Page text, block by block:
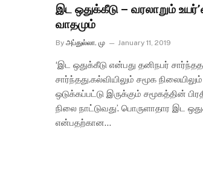
இட ஒதுக்கீடு – வரலாறும்
வாதமும்
By அப்துல்லா. மு January 11, 2019
‘இட ஒதுக்கீடு என்பது தனிநபர்
சார்ந்தது.கல்வியிலும் சமூக
ஒடுக்கப்பட்டு இருக்கும் சமூகத்தின்
நிலை நாட்டுவது’. பொருளாதார இட
என்பதற்கான…